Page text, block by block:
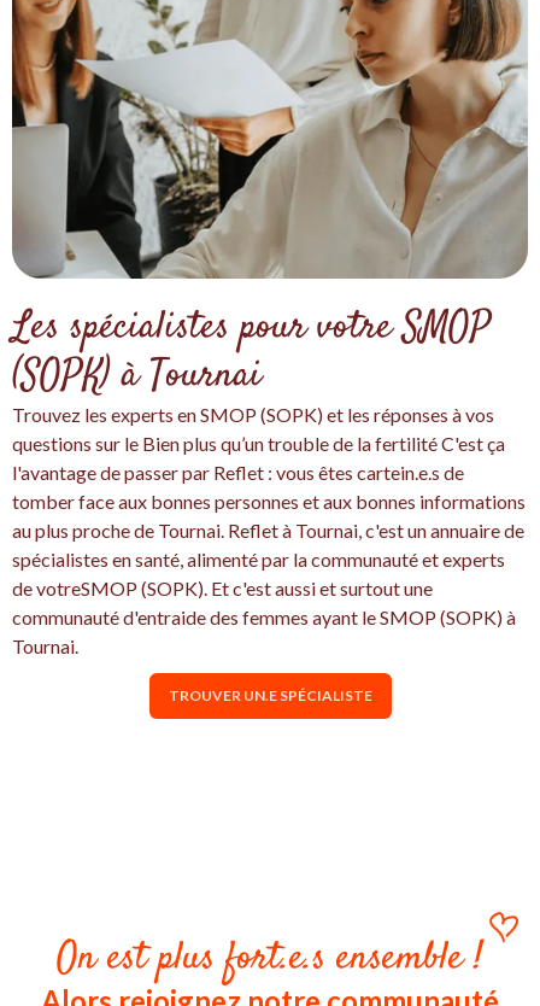
Les spécialistes pour votre SMOP
(SOPK) à Tournai
Trouvez les experts en SMOP (SOPK) et les réponses à vos
questions sur le Bien plus qu’un trouble de la fertilité C'est ça
l'avantage de passer par Reflet : vous êtes cartein.e.s de
tomber face aux bonnes personnes et aux bonnes informations
au plus proche de Tournai. Reflet à Tournai, c'est un annuaire de
spécialistes en santé, alimenté par la communauté et experts
de votreSMOP (SOPK). Et c'est aussi et surtout une
communauté d'entraide des femmes ayant le SMOP (SOPK) à
Tournai.
TROUVER UN.E SPÉCIALISTE
On est plus fort.e.s ensemble !